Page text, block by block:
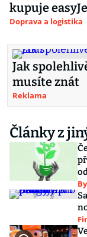
kupuje
Doprava a logistika
Jak
musíte znát
Reklama
Články z